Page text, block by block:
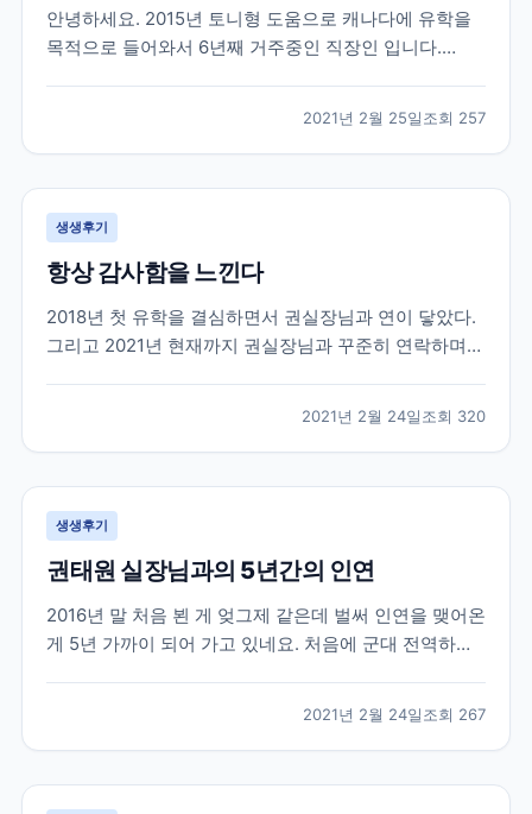
안녕하세요. 2015년 토니형 도움으로 캐나다에 유학을
목적으로 들어와서 6년째 거주중인 직장인 입니다.
시간이 지났네요. 캐나다라는 나라가 어디에 있는지도
몰랐던 제가 군 복무중에 수많은 유학원들 중에서 브레
이크...
2021년 2월 25일조회 257
생생후기
항상 감사함을 느낀다
2018년 첫 유학을 결심하면서 권실장님과 연이 닿았다.
그리고 2021년 현재까지 권실장님과 꾸준히 연락하며
해줄만큼 캐나다 사정을 잘 알지도 못하거니와 그들이
해 줄 수 있는건 정서적이 도움들 밖에 없다. 그...
2021년 2월 24일조회 320
생생후기
권태원 실장님과의 5년간의 인연
2016년 말 처음 뵌 게 엊그제 같은데 벌써 인연을 맺어온
게 5년 가까이 되어 가고 있네요. 처음에 군대 전역하기
가야지 마음먹고 상담 신청하고 찾아 갔었는데 열정을
다하여 상담을 해 주셨습니다. 불안감에 가득차고...
2021년 2월 24일조회 267